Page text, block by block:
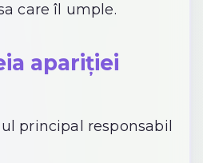
care îl umple.
apariției
principal responsabil